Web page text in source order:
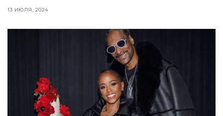
13 ИЮЛЯ, 2024